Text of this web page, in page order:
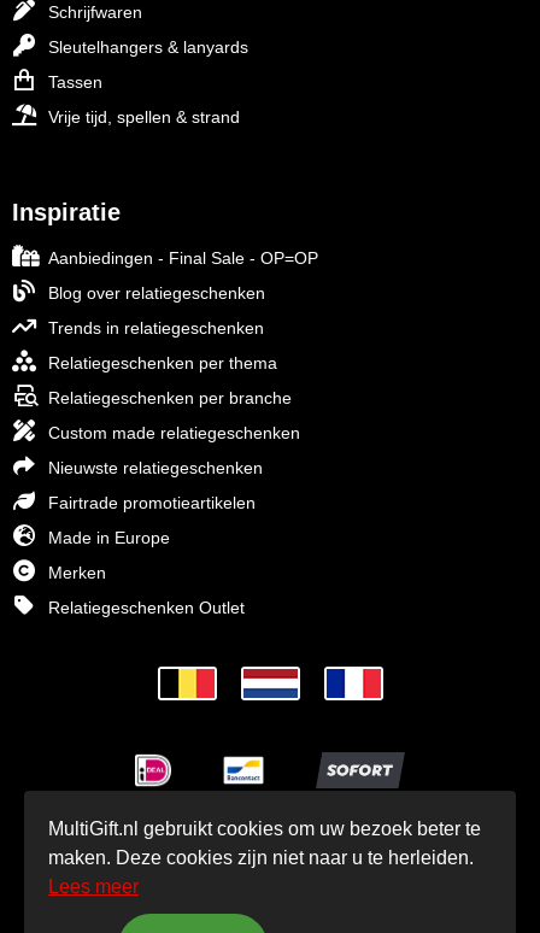
Schrijfwaren
Sleutelhangers & lanyards
Tassen
Vrije tijd, spellen & strand
Inspiratie
Aanbiedingen - Final Sale - OP=OP
Blog over relatiegeschenken
Trends in relatiegeschenken
Relatiegeschenken per thema
Relatiegeschenken per branche
Custom made relatiegeschenken
Nieuwste relatiegeschenken
Fairtrade promotieartikelen
Made in Europe
Merken
Relatiegeschenken Outlet
© MultiGift Relatiegeschenken BV 1993 - 2026
MultiGift.nl gebruikt cookies om uw bezoek beter te
maken. Deze cookies zijn niet naar u te herleiden.
Lees meer